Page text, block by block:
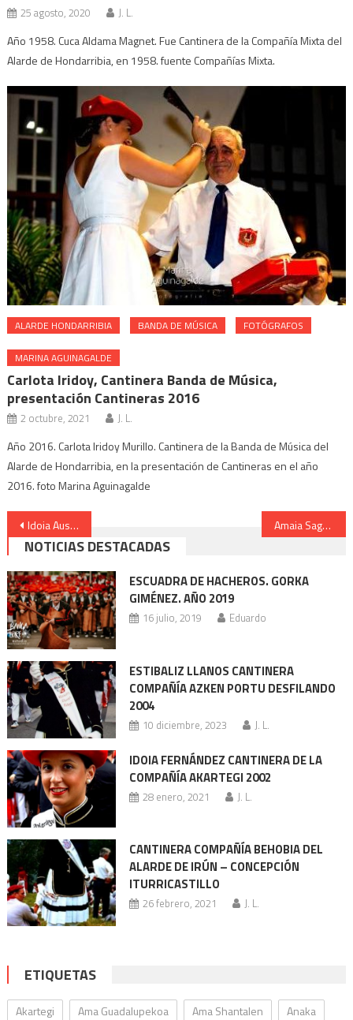
25 agosto, 2020 J. L.
Año 1958. Cuca Aldama Magnet. Fue Cantinera de la Compañía Mixta del
Alarde de Hondarribia, en 1958. fuente Compañías Mixta.
ALARDE HONDARRIBIA BANDA DE MÚSICA FOTÓGRAFOS
MARINA AGUINAGALDE
Carlota Iridoy, Cantinera Banda de Música,
presentación Cantineras 2016
2 octubre, 2021 J. L.
Año 2016. Carlota Iridoy Murillo. Cantinera de la Banda de Música del
Alarde de Hondarribia, en la presentación de Cantineras en el año
2016. foto Marina Aguinagalde
Navegación
de
entradas
Idoia Ausan elección de Cantinera Compañía Jaizubia 1997 Amaia Sagarzazu elección Cantinera Compañía Arkoll 1997
NOTICIAS DESTACADAS
ESCUADRA DE HACHEROS. GORKA
GIMÉNEZ. AÑO 2019
16 julio, 2019 Eduardo
ESTIBALIZ LLANOS CANTINERA
COMPAÑÍA AZKEN PORTU DESFILANDO
2004
10 diciembre, 2023 J. L.
IDOIA FERNÁNDEZ CANTINERA DE LA
COMPAÑÍA AKARTEGI 2002
28 enero, 2021 J. L.
CANTINERA COMPAÑÍA BEHOBIA DEL
ALARDE DE IRÚN – CONCEPCIÓN
ITURRICASTILLO
26 febrero, 2021 J. L.
ETIQUETAS
Akartegi Ama Guadalupekoa Ama Shantalen
Anaka